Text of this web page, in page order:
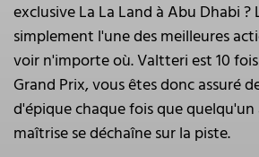
exclusive La La Land à Abu Dhabi
simplement l'une des meilleures
voir n'importe où. Valtteri est 10
Grand Prix, vous êtes donc assuré
d'épique chaque fois que quelqu'un
maîtrise se déchaîne sur la piste.